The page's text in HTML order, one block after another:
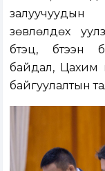
залуучуудын
зөвлөлдөх
бүтэц, бүтээн
байдал, Цахим
байгуулалтын